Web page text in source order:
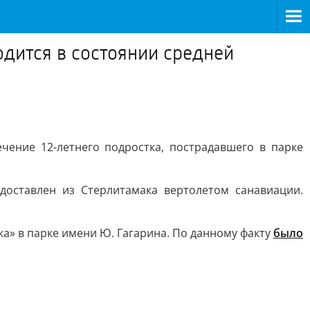
в состоянии средней
12-летнего подростка, пострадавшего в парке
из Стерлитамака вертолетом санавиации.
в парке имени Ю. Гагарина. По данному фактубыло